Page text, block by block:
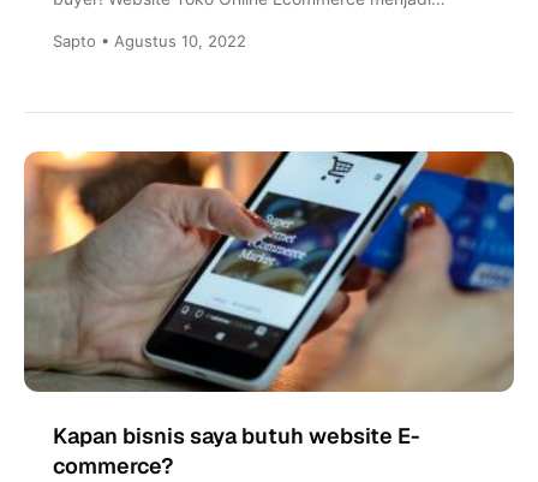
Sapto • Agustus 10, 2022
Kapan bisnis saya butuh website E-
commerce?